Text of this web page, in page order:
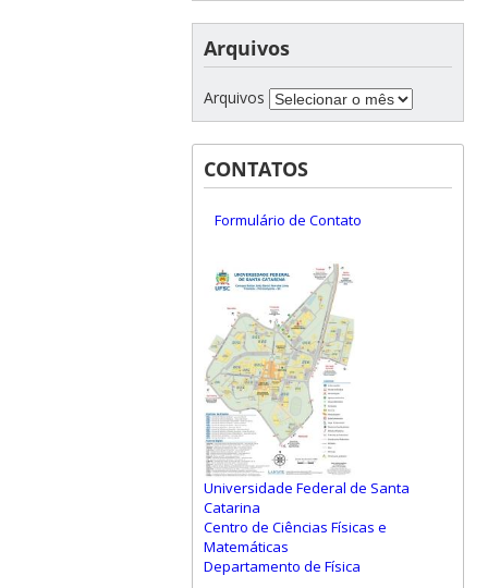
Arquivos
Arquivos
CONTATOS
Formulário de Contato
Universidade Federal de Santa
Catarina
Centro de Ciências Físicas e
Matemáticas
Departamento de Física